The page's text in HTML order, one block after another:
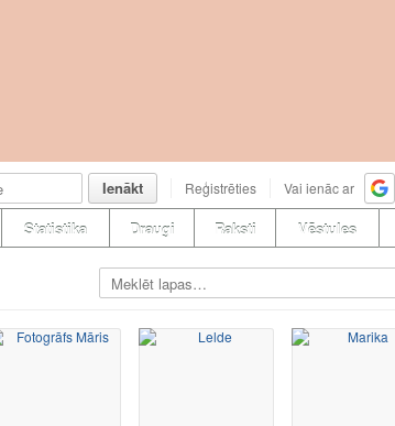
Ienākt Reģistrēties Vai ienāc ar
Statistika Draugi Raksti Vēstules